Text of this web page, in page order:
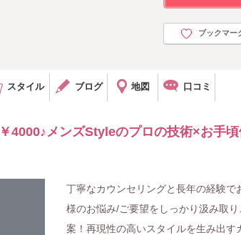
ブックマー
スタイル ブログ 地図 口コミ
4000♪メンズStyleのプロの技術×お手
丁寧なカウンセリングと長年の経験で
様のお悩み/ご要望をしっかり汲み取り
案！再現性の高いスタイルを生み出す